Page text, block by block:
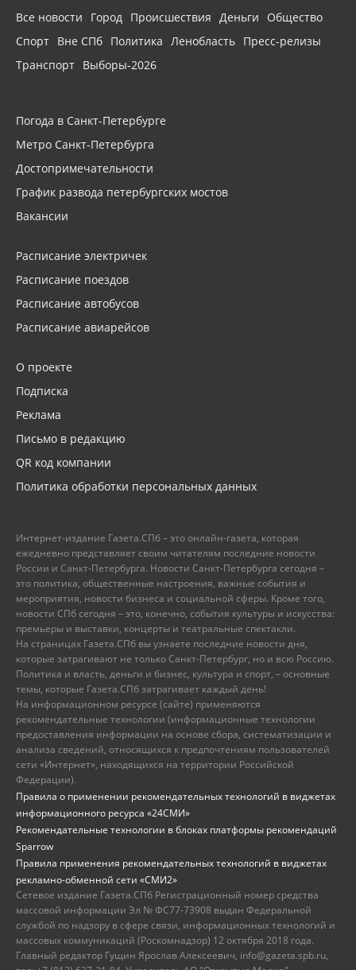
Все новости Город Происшествия Деньги
Общество
Спорт Вне СПб Политика Ленобласть Пресс-релизы
Транспорт Выборы-2026
Погода в Санкт-Петербурге
Метро Санкт-Петербурга
Достопримечательности
График развода петербургских мостов
Вакансии
Расписание электричек
Расписание поездов
Расписание автобусов
Расписание авиарейсов
О проекте
Подписка
Реклама
Письмо в редакцию
QR код компании
Политика обработки персональных данных
Интернет-издание Газета.СПб – это онлайн-газета, которая
ежедневно представляет своим читателям последние новости
России и Санкт-Петербурга. Новости Санкт-Петербурга сегодня –
это политика, общественные настроения, важные события и
мероприятия, новости бизнеса и социальной сферы. Кроме того,
новости СПб сегодня – это, конечно, события культуры и искусства:
премьеры и выставки, концерты и театральные спектакли.
На страницах Газета.СПб вы узнаете последние новости дня,
которые затрагивают не только Санкт-Петербург, но и всю Россию.
Политика и власть, деньги и бизнес, культура и спорт, – основные
темы, которые Газета.СПб затрагивает каждый день!
На информационном ресурсе (сайте) применяются
рекомендательные технологии (информационные технологии
предоставления информации на основе сбора, систематизации и
анализа сведений, относящихся к предпочтениям пользователей
сети «Интернет», находящихся на территории Российской
Федерации).
Правила о применении рекомендательных технологий в виджетах
информационного ресурса «24СМИ»
Рекомендательные технологии в блоках платформы рекомендаций
Sparrow
Правила применения рекомендательных технологий в виджетах
рекламно-обменной сети «СМИ2»
Сетевое издание Газета.СПб Регистрационный номер средства
массовой информации Эл № ФС77-73908 выдан Федеральной
службой по надзору в сфере связи, информационных технологий и
массовых коммуникаций (Роскомнадзор) 12 октября 2018 года.
Главный редактор Гущин Ярослав Алексеевич, info@gazeta.spb.ru,